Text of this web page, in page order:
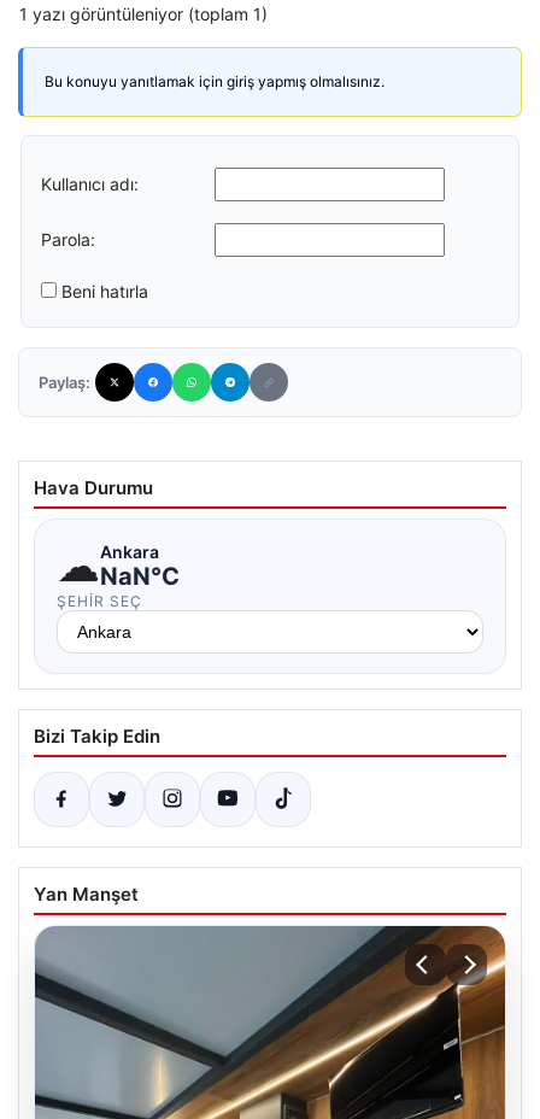
1 yazı görüntüleniyor (toplam 1)
Bu konuyu yanıtlamak için giriş yapmış olmalısınız.
Kullanıcı adı:
Parola:
Beni hatırla
Paylaş:
Hava Durumu
☁Ankara
NaN°C
ŞEHIR SEÇ
Bizi Takip Edin
Yan Manşet